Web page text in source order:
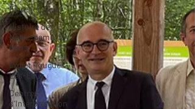
Florence Delay
Histoire de
Notre-dame de
Paris
Projet Pougues-
Les-Eaux
Centres
d'Interprétation